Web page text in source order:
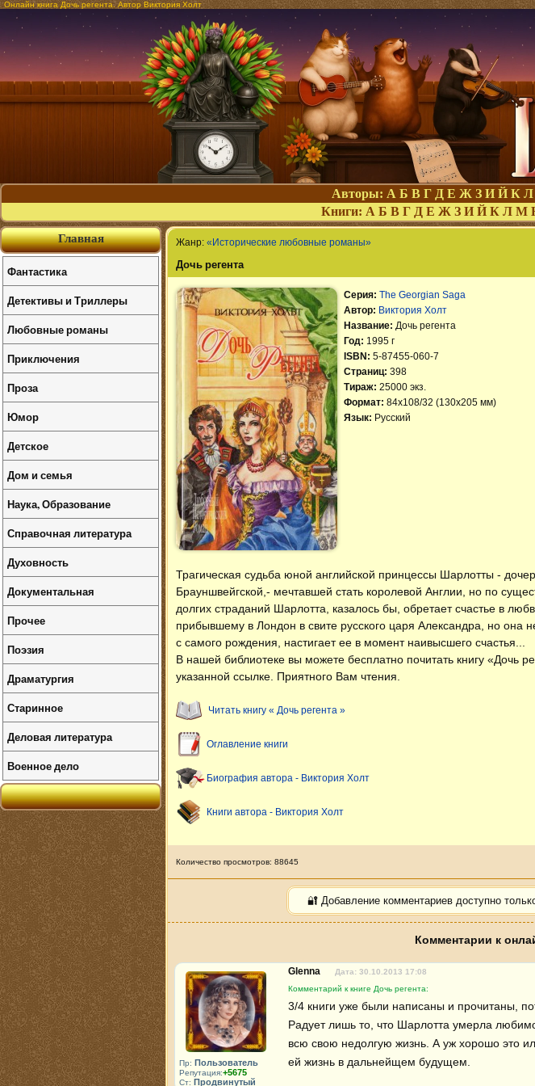
Онлайн книга Дочь регента. Автор Виктория Холт
Авторы: А Б В Г Д Е Ж З И Й К Л
Книги: А Б В Г Д Е Ж З И Й К Л М
Жанр: «Исторические любовные романы»
Дочь регента
Серия: The Georgian Saga
Автор: Виктория Холт
Название: Дочь регента
Год: 1995 г
ISBN: 5-87455-060-7
Страниц: 398
Тираж: 25000 экз.
Формат: 84x108/32 (130х205 мм)
Язык: Русский
Трагическая судьба юной английской принцессы Шарлотты -
Брауншвейгской,- мечтавшей стать королевой Англии, но по
долгих страданий Шарлотта, казалось бы, обретает счастье в
прибывшему в Лондон в свите русского царя Александра, но она
с самого рождения, настигает ее в момент наивысшего счастья...
В нашей библиотеке вы можете бесплатно почитать книгу «Дочь
указанной ссылке. Приятного Вам чтения.
Читать книгу « Дочь регента »
Оглавление книги
Биография автора - Виктория Холт
Книги автора - Виктория Холт
Количество просмотров: 88645
🔐 Добавление комментариев доступно
Комментарии к
Пр: Пользователь
Репутация:+5675
Ст: Продвинутый
Glenna
Дата: 30.10.2013 17:08
Комментарий к книге Дочь регента:
3/4 книги уже были написаны и прочитаны,
Радует лишь то, что Шарлотта умерла
всю свою недолгую жизнь. А уж хорошо это
ей жизнь в дальнейщем будущем.
Главная
Фантастика
Детективы и Триллеры
Любовные романы
Приключения
Проза
Юмор
Детское
Дом и семья
Наука, Образование
Справочная литература
Духовность
Документальная
Прочее
Поэзия
Драматургия
Старинное
Деловая литература
Военное дело